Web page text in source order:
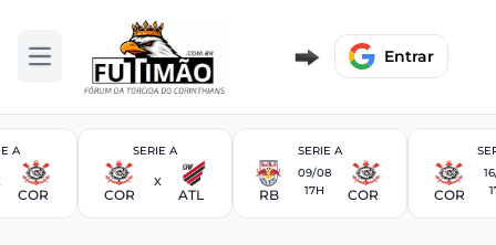
Abrir menu Entrar
A
COR
SERIE A
COR
X
ATL
SERIE A
RB
09/08
17H
COR COR